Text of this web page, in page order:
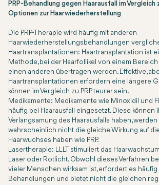
PRP-Behandlung gegen Haarausfall im Vergleich
Optionen zur Haarwiederherstellung
Die PRP-Therapie wird häufig mit anderen
Haarwiederherstellungsbehandlungen
Haartransplantationen: Haartransplantation ist
Methode, bei der Haarfollikel von einem
einen anderen übertragen werden. Effektive,
Haartransplantationen erfordern eine längere
können im Vergleich zu PRP teurer sein.
Medikamente: Medikamente wie Minoxidil und
häufig bei Haarausfall eingesetzt. Diese können
Verlangsamung des Haarausfalls haben, werden
wahrscheinlich nicht die gleiche Wirkung auf
Haarwuchses haben wie PRP.
Lasertherapie: LLLT stimuliert das
Laser oder Rotlicht. Obwohl dieses Verfahren
vieler Menschen wirksam ist, erfordert es
Behandlungen und bietet nicht die gleichen